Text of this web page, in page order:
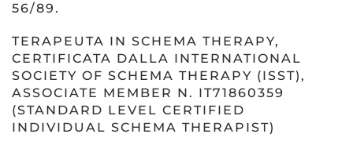
56/89.
TERAPEUTA IN SCHEMA THERAPY,
CERTIFICATA DALLA INTERNATIONAL
SOCIETY OF SCHEMA THERAPY (ISST),
ASSOCIATE MEMBER N. IT71860359
(STANDARD LEVEL CERTIFIED
INDIVIDUAL SCHEMA THERAPIST)